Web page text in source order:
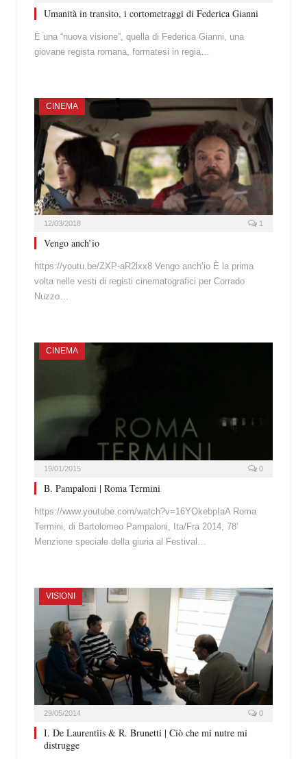
Umanità in transito, i cortometraggi di Federica Gianni
È una “nuova visione”, quella di Federica Gianni, una
giovane regista romana, formatesi in regia…
CINEMA
12/03/2018 1
Vengo anch’io
https://youtu.be/ZXP-aR2lxx8 Vengo anch’io È la prima
volta nelle vesti di registi cinematografici per Corrado
Nuzzo…
CINEMA
19/01/2015 0
B. Pampaloni | Roma Termini
https://www.youtube.com/watch?v=16YOkebpIaA Roma
Termini, di Bartolomeo Pampaloni, Ita/Fra 2014, 78’
Menzione speciale della giuria al Festival…
VISIONI
29/05/2014 0
I. De Laurentiis & R. Brunetti | Ciò che mi nutre mi
distrugge